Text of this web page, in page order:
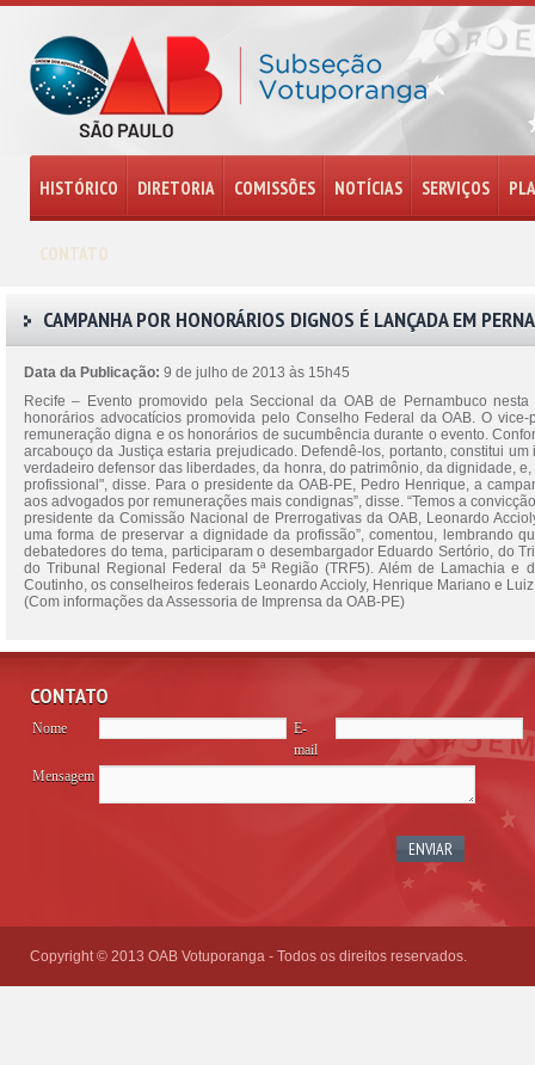
HISTÓRICO DIRETORIA COMISSÕES NOTÍCIAS SERVIÇOS
CONTATO
CAMPANHA POR HONORÁRIOS DIGNOS É LANÇADA EM
Data da Publicação: 9 de julho de 2013 às 15h45
Recife – Evento promovido pela Seccional da OAB de Pernambuco
honorários advocatícios promovida pelo Conselho Federal da OAB. O
remuneração digna e os honorários de sucumbência durante o evento.
arcabouço da Justiça estaria prejudicado. Defendê-los, portanto, constitui
verdadeiro defensor das liberdades, da honra, do patrimônio, da dignidade,
profissional", disse. Para o presidente da OAB-PE, Pedro Henrique, a
aos advogados por remunerações mais condignas”, disse. “Temos a
presidente da Comissão Nacional de Prerrogativas da OAB, Leonardo
uma forma de preservar a dignidade da profissão”, comentou, lembrando
debatedores do tema, participaram o desembargador Eduardo Sertório, do
do Tribunal Regional Federal da 5ª Região (TRF5). Além de Lamachia e
Coutinho, os conselheiros federais Leonardo Accioly, Henrique Mariano e
(Com informações da Assessoria de Imprensa da OAB-PE)
CONTATO
Nome
E-
mail
Mensagem
Copyright © 2013 OAB Votuporanga - Todos os direitos reservados.